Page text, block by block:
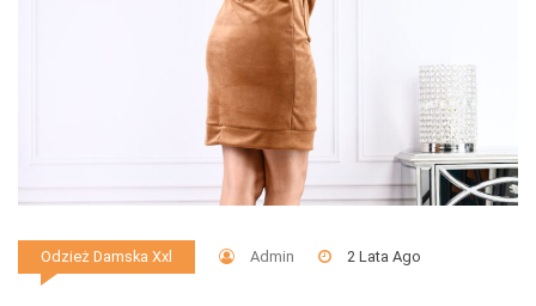
Odzież Damska Xxl Admin 2 Lata Ago